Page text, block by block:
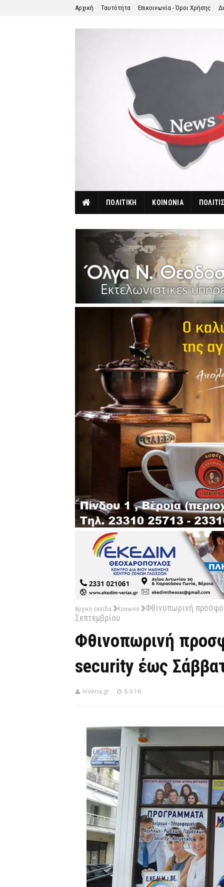
Αρχική Ταυτότητα Επικοινωνία - Όροι Χρήσης
ΠΟΛΙΤΙΚΗ ΚΟΙΝΩΝΙΑ
Αρχική σελίδα Κοινωνία
Φθινοπωρινή
Σεπτεμβρίου
Φθινοπωρινή
security έως
InVeria.gr 8.9.16